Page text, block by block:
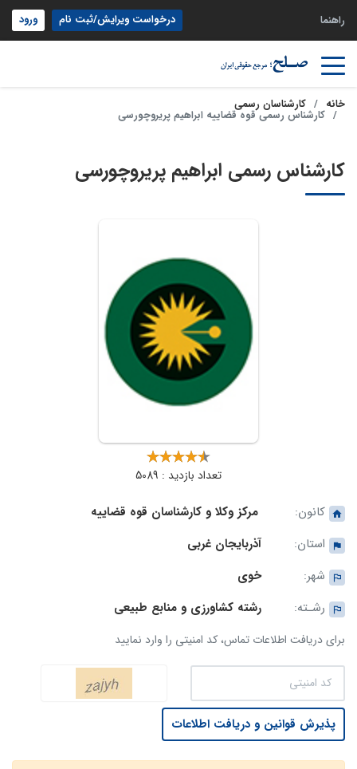
راهنما درخواست ویرایش/ثبت نام ورود
خانه کارشناسان رسمی
کارشناس رسمی قوه قضاییه ابراهیم پریروچورسی
کارشناس رسمی ابراهیم پریروچورسی
تعداد بازدید : 5089
کانون:
مرکز وکلا و کارشناسان قوه قضاییه
استان:
آذربایجان غربی
شهر:
خوی
رشـته:
رشته کشاورزی و منابع طبیعی
برای دریافت اطلاعات تماس، کد امنیتی را وارد نمایید
پذیرش قوانین و دریافت اطلاعات